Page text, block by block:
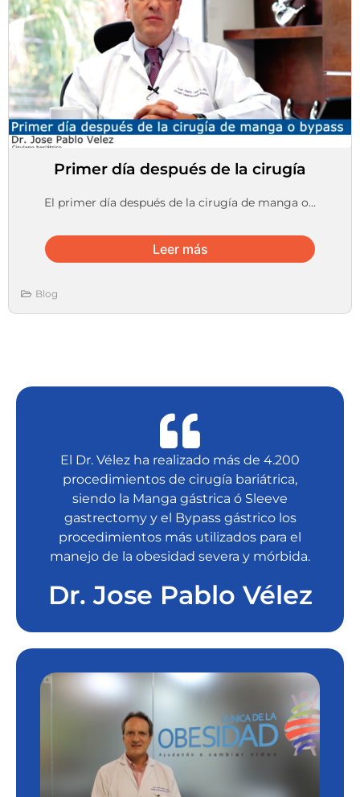
Primer día después de la cirugía
El primer día después de la cirugía de manga o...
Leer más
Blog
El Dr. Vélez ha realizado más de 4.200
procedimientos de cirugía bariátrica,
siendo la Manga gástrica ó Sleeve
gastrectomy y el Bypass gástrico los
procedimientos más utilizados para el
manejo de la obesidad severa y mórbida.
Dr. Jose Pablo Vélez